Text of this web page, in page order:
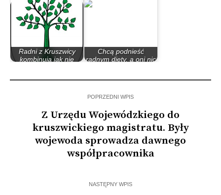
Radni z Kruszwicy
kombinują jak nie
Chcą podnieść
radnym diety, a oni nic
POPRZEDNI WPIS
Z Urzędu Wojewódzkiego do
kruszwickiego magistratu. Były
wojewoda sprowadza dawnego
współpracownika
NASTĘPNY WPIS